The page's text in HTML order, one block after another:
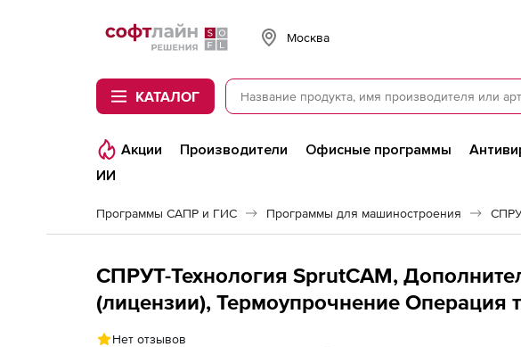
Softline
Москва
КАТАЛОГ
Акции Производители Офисные программы
ИИ
Программы САПР и ГИС Программы для машиностроения
СПРУТ-Технология SprutCAM,
(лицензии), Термоупрочнение Операция
конфигурации 5x Фрезер)
Нет отзывов